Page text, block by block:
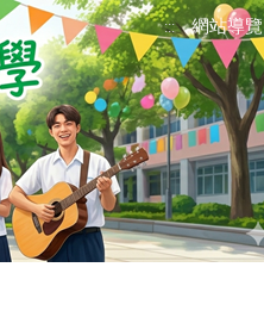
::: 網站導覽